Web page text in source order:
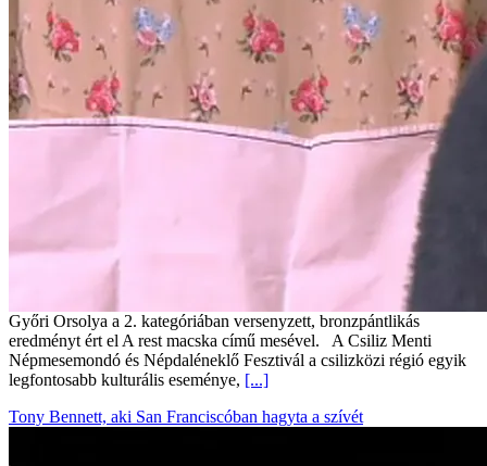
Győri Orsolya a 2. kategóriában versenyzett, bronzpántlikás
eredményt ért el A rest macska című mesével. A Csiliz Menti
Népmesemondó és Népdaléneklő Fesztivál a csilizközi régió egyik
legfontosabb kulturális eseménye, [...]
Tony Bennett, aki San Franciscóban hagyta a szívét